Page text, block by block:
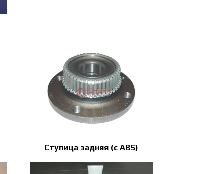
Ступица задняя (с ABS)